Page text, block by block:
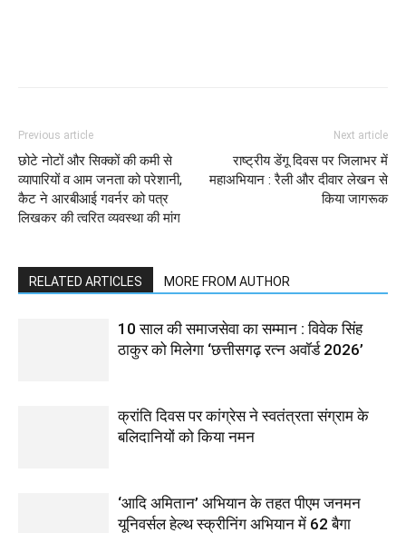
Previous article
छोटे नोटों और सिक्कों की कमी से
व्यापारियों व आम जनता को परेशानी,
कैट ने आरबीआई गवर्नर को पत्र
लिखकर की त्वरित व्यवस्था की मांग
Next article
राष्ट्रीय डेंगू दिवस पर जिलाभर में
महाअभियान : रैली और दीवार लेखन से
किया जागरूक
RELATED ARTICLES MORE FROM AUTHOR
10 साल की समाजसेवा का सम्मान : विवेक सिंह
ठाकुर को मिलेगा ‘छत्तीसगढ़ रत्न अवॉर्ड 2026’
क्रांति दिवस पर कांग्रेस ने स्वतंत्रता संग्राम के
बलिदानियों को किया नमन
‘आदि अमितान’ अभियान के तहत पीएम जनमन
यूनिवर्सल हेल्थ स्क्रीनिंग अभियान में 62 बैगा